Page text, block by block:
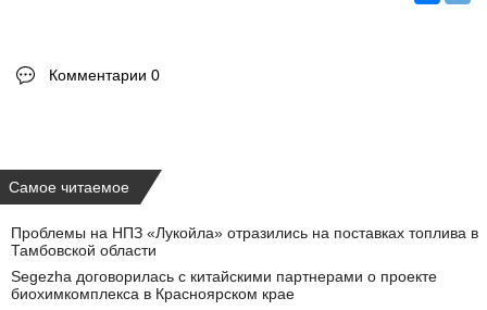
Комментарии 0
Самое читаемое
Проблемы на НПЗ «Лукойла» отразились на поставках топлива в
Тамбовской области
Segezha договорилась с китайскими партнерами о проекте
биохимкомплекса в Красноярском крае